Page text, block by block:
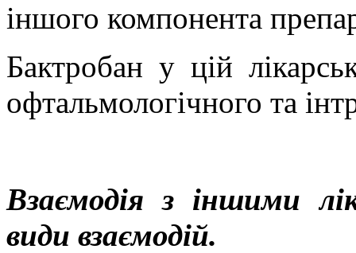
іншого компонента
Бактробан у цій
офтальмологічного та
Взаємодія з іншими
види взаємодій.